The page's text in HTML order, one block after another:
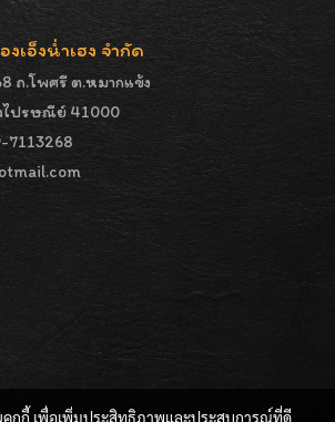
เอ็งน่ำเฮง จำกัด
ถ.โพศรี ต.หมากแข้ง
ไปรษณีย์ 41000
7113268
คุกกี้ เพื่อเพิ่มประสิทธิภาพและประสบการณ์ที่ดี